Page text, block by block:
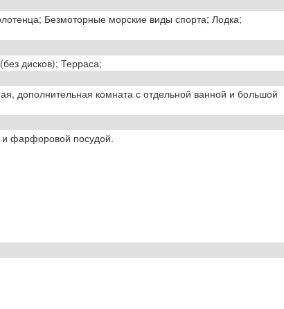
Безмоторные морские виды спорта; Лодка;
дисков); Терраса;
дополнительная комната с отдельной ванной и большой
фарфоровой посудой.